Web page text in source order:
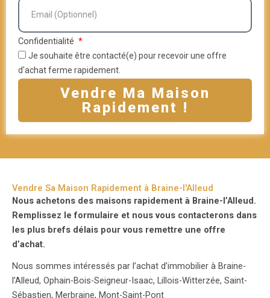
Confidentialité
Je souhaite être contacté(e) pour recevoir une offre
d'achat ferme rapidement.
Vendre Ma Maison
Rapidement !
Vendre Sa Maison Rapidement à Braine-l'Alleud
Nous achetons des maisons rapidement à Braine-l’Alleud.
Remplissez le formulaire et nous vous contacterons dans
les plus brefs délais pour vous remettre une offre
d’achat.
Nous sommes intéressés par l’achat d’immobilier à Braine-
l’Alleud, Ophain-Bois-Seigneur-Isaac, Lillois-Witterzée, Saint-
Sébastien, Merbraine, Mont-Saint-Pont